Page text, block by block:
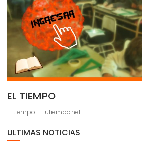
EL TIEMPO
El tiempo - Tutiempo.net
ULTIMAS NOTICIAS